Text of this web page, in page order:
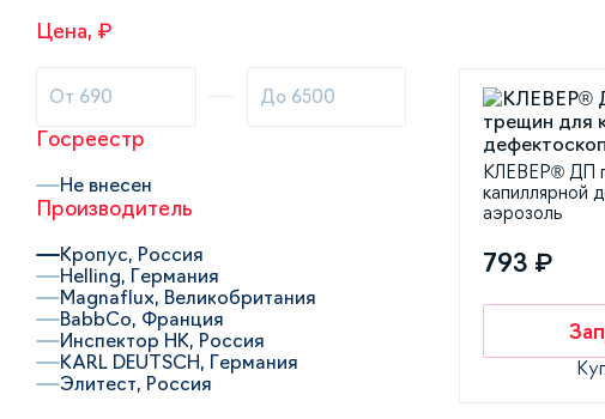
Цена, ₽
Госреестр
Не внесен
Производитель
Кропус, Россия
Helling, Германия
Magnaflux, Великобритания
BabbCo, Франция
Инспектор НК, Россия
KARL DEUTSCH, Германия
Элитест, Россия
КЛЕВЕР® ДП
капиллярной
аэрозоль
793 ₽